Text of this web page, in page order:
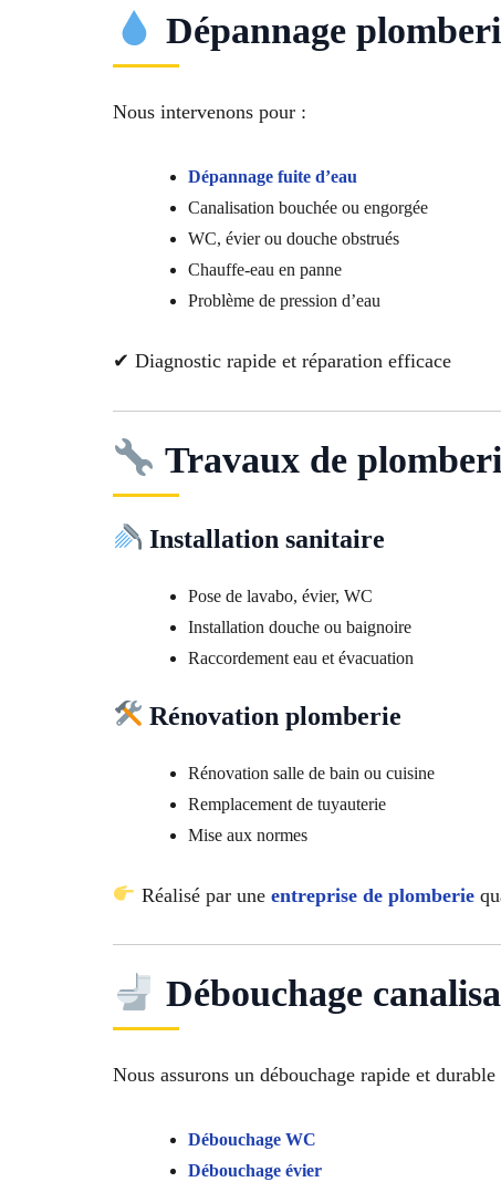
Dépannage
Nous intervenons pour :
Dépannage fuite d’eau
Canalisation bouchée ou engorgée
WC, évier ou douche obstrués
Chauffe-eau en panne
Problème de pression d’eau
✔ Diagnostic rapide et réparation efficace
Travaux de
Installation sanitaire
Pose de lavabo, évier, WC
Installation douche ou baignoire
Raccordement eau et évacuation
Rénovation plomberie
Rénovation salle de bain ou cuisine
Remplacement de tuyauterie
Mise aux normes
Réalisé par une entreprise de plomberie
Débouchage
Nous assurons un débouchage rapide et durable
Débouchage WC
Débouchage évier